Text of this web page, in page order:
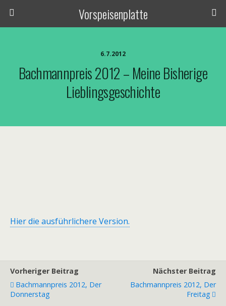
Vorspeisenplatte
6.7.2012
Bachmannpreis 2012 – Meine Bisherige
Lieblingsgeschichte
Hier die ausführlichere Version.
Vorheriger Beitrag
Bachmannpreis 2012, Der
Donnerstag
Nächster Beitrag
Bachmannpreis 2012, Der
Freitag